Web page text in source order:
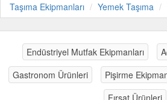
Taşıma Ekipmanları Yemek Taşıma
Endüstriyel Mutfak Ekipmanları
Gastronom Ürünleri
Pişirme
Fırsat Ürünleri